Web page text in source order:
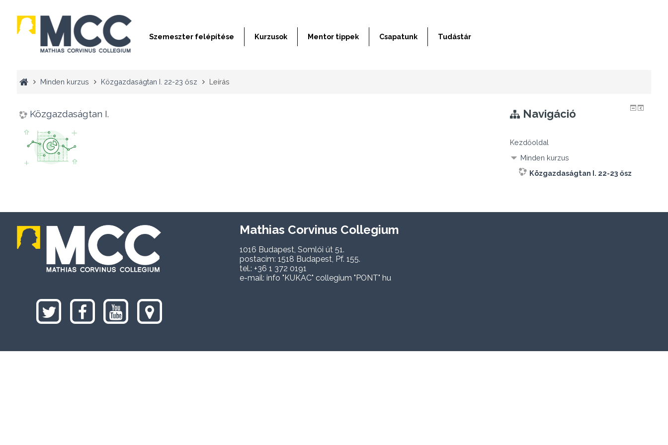
Szemeszter felépítése Kurzusok Mentor tippek Csapatunk Tudástár
Minden kurzus Közgazdaságtan I. 22-23 ősz Leírás
Közgazdaságtan I. Navigáció
Kezdőoldal
Minden kurzus
Közgazdaságtan I. 22-23 ősz
Mathias Corvinus Collegium
1016 Budapest, Somlói út 51.
postacím: 1518 Budapest, Pf. 155.
tel.: +36 1 372 0191
e-mail: info "KUKAC" collegium "PONT" hu